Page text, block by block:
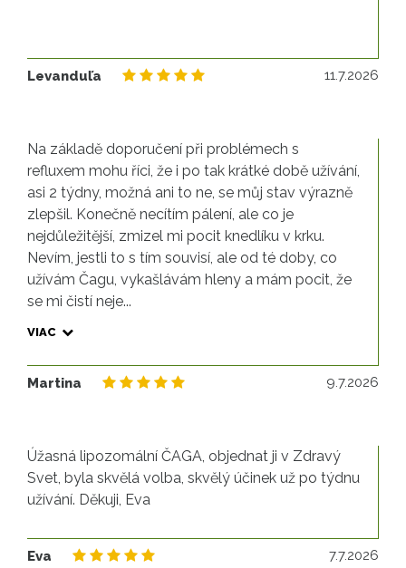
Levanduľa 11.7.2026
Na základě doporučení při problémech s
refluxem mohu říci, že i po tak krátké době užívání,
asi 2 týdny, možná ani to ne, se můj stav výrazně
zlepšil. Konečně necítím pálení, ale co je
nejdůležitější, zmizel mi pocit knedlíku v krku.
Nevím, jestli to s tím souvisí, ale od té doby, co
užívám Čagu, vykašlávám hleny a mám pocit, že
se mi čistí neje...
VIAC
Martina 9.7.2026
Úžasná lipozomální ČAGA, objednat ji v Zdravý
Svet, byla skvělá volba, skvělý účinek už po týdnu
užívání. Děkuji, Eva
Eva 7.7.2026